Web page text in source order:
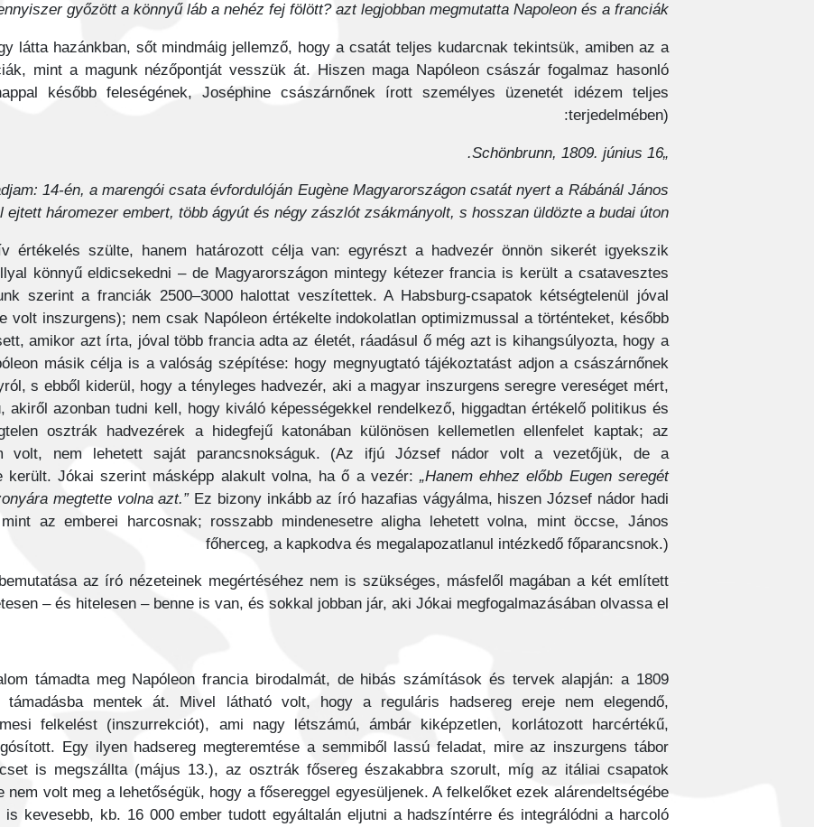
győzött a könnyű láb a nehéz fej fölött? azt legjobban megmutatta Napoleon és a franciák.”
látta hazánkban, sőt mindmáig jellemző, hogy a csatát teljes kudarcnak tekintsük, amiben az a
mint a magunk nézőpontját vesszük át. Hiszen maga Napóleon császár fogalmaz hasonló
később feleségének, Joséphine császárnőnek írott személyes üzenetét idézem teljes
terjedelmében):
„Schönbrunn, 1809. június 16.
14-én, a marengói csata évfordulóján Eugène Magyarországon csatát nyert a Rábánál János
háromezer embert, több ágyút és négy zászlót zsákmányolt, s hosszan üldözte a budai úton.”
értékelés szülte, hanem határozott célja van: egyrészt a hadvezér önnön sikerét igyekszik
könnyű eldicsekedni – de Magyarországon mintegy kétezer francia is került a csatavesztes
szerint a franciák 2500–3000 halottat veszítettek. A Habsburg-csapatok kétségtelenül jóval
volt inszurgens); nem csak Napóleon értékelte indokolatlan optimizmussal a történteket, később
amikor azt írta, jóval több francia adta az életét, ráadásul ő még azt is kihangsúlyozta, hogy a
másik célja is a valóság szépítése: hogy megnyugtató tájékoztatást adjon a császárnőnek
s ebből kiderül, hogy a tényleges hadvezér, aki a magyar inszurgens seregre vereséget mért,
akiről azonban tudni kell, hogy kiváló képességekkel rendelkező, higgadtan értékelő politikus és
osztrák hadvezérek a hidegfejű katonában különösen kellemetlen ellenfelet kaptak; az
volt, nem lehetett saját parancsnokságuk. (Az ifjú József nádor volt a vezetőjük, de a
került. Jókai szerint másképp alakult volna, ha ő a vezér: „Hanem ehhez előbb Eugen seregét
megtette volna azt.”Ez bizony inkább az író hazafias vágyálma, hiszen József nádor hadi
az emberei harcosnak; rosszabb mindenesetre aligha lehetett volna, mint öccse, János
főherceg, a kapkodva és megalapozatlanul intézkedő főparancsnok.)
az író nézeteinek megértéséhez nem is szükséges, másfelől magában a két említett
– és hitelesen – benne is van, és sokkal jobban jár, aki Jókai megfogalmazásában olvassa el.
támadta meg Napóleon francia birodalmát, de hibás számítások és tervek alapján: a
mentek át. Mivel látható volt, hogy a reguláris hadsereg ereje nem elegendő,
felkelést (inszurrekciót), ami nagy létszámú, ámbár kiképzetlen, korlátozott harcértékű,
Egy ilyen hadsereg megteremtése a semmiből lassú feladat, mire az inszurgens tábor
is megszállta (május 13.), az osztrák fősereg északabbra szorult, míg az itáliai csapatok
volt meg a lehetőségük, hogy a fősereggel egyesüljenek. A felkelőket ezek alárendeltségébe
kevesebb, kb. 16 000 ember tudott egyáltalán eljutni a hadszíntérre és integrálódni a harcoló